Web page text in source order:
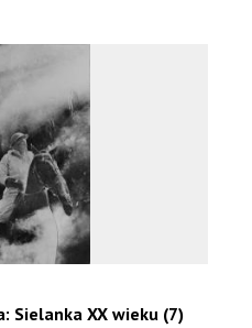
Sielanka XX wieku (7)